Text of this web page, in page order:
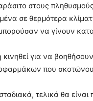
στους
σε θερμότερα
να γίνουν
για να
που
τελικά θα